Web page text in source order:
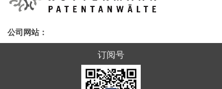
公司网站：
订阅号